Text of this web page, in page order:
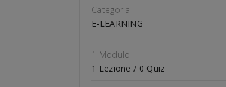
Categoria
E-LEARNING
1 Modulo
1 Lezione / 0 Quiz